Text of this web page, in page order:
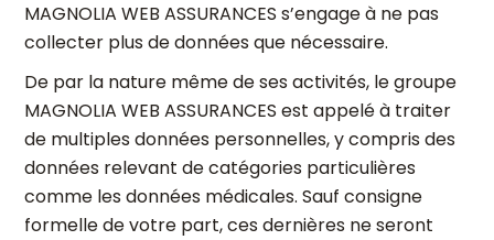
MAGNOLIA WEB ASSURANCES s’engage à ne pas
collecter plus de données que nécessaire.
De par la nature même de ses activités, le groupe
MAGNOLIA WEB ASSURANCES est appelé à traiter
de multiples données personnelles, y compris des
données relevant de catégories particulières
comme les données médicales. Sauf consigne
formelle de votre part, ces dernières ne seront